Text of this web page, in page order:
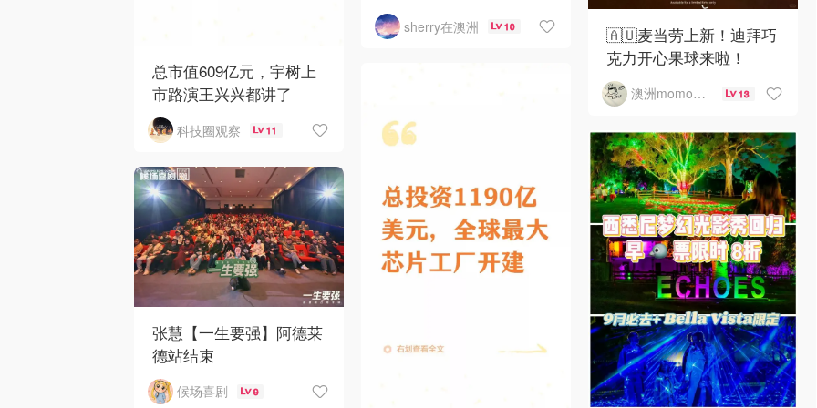
总市值609亿元，宇树上
市路演王兴兴都讲了
科技圈观察 11
sherry在澳洲 10
🇦🇺麦当劳上新！迪拜巧
克力开心果球来啦！
澳洲momo爱吃 13
张慧【一生要强】阿德莱
德站结束
候场喜剧 9